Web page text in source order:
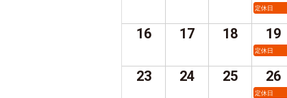
定休日
16 17 18 19
定休日
23 24 25 26
定休日